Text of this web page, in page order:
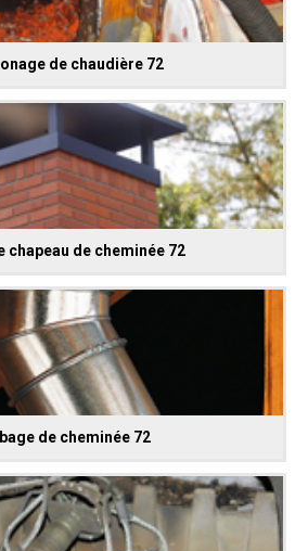
de chaudière 72
chapeau de cheminée 72
de cheminée 72